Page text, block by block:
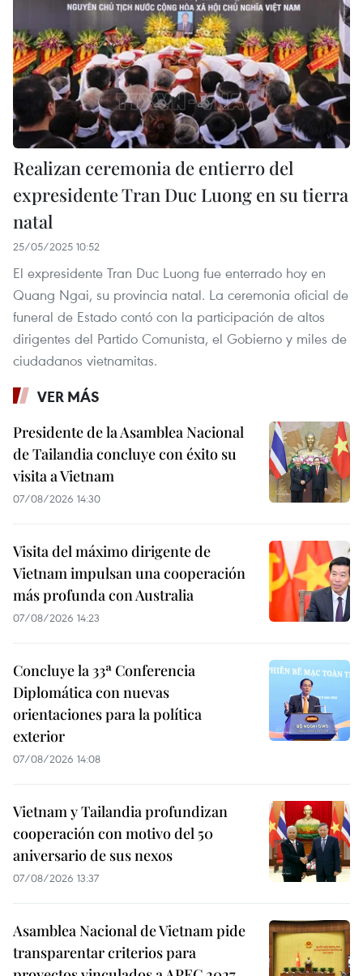
Realizan ceremonia de entierro del
expresidente Tran Duc Luong en su tierra
natal
25/05/2025 10:52
El expresidente Tran Duc Luong fue enterrado hoy en
Quang Ngai, su provincia natal. La ceremonia oficial de
funeral de Estado contó con la participación de altos
dirigentes del Partido Comunista, el Gobierno y miles de
ciudadanos vietnamitas.
VER MÁS
Presidente de la Asamblea Nacional
de Tailandia concluye con éxito su
visita a Vietnam
07/08/2026 14:30
Visita del máximo dirigente de
Vietnam impulsan una cooperación
más profunda con Australia
07/08/2026 14:23
Concluye la 33ª Conferencia
Diplomática con nuevas
orientaciones para la política
exterior
07/08/2026 14:08
Vietnam y Tailandia profundizan
cooperación con motivo del 50
aniversario de sus nexos
07/08/2026 13:37
Asamblea Nacional de Vietnam pide
transparentar criterios para